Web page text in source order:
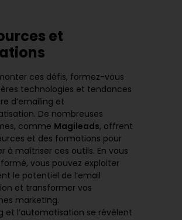
et
ces défis, formez-vous
technologies et tendances
d’emailing et
De nombreuses
comme Magileads, offrent
et des formations pour
à maîtriser ces outils. En vous
vous pouvez exploiter
le potentiel de l’email
et transformer vos
marketing.
et l’automatisation se révèlent